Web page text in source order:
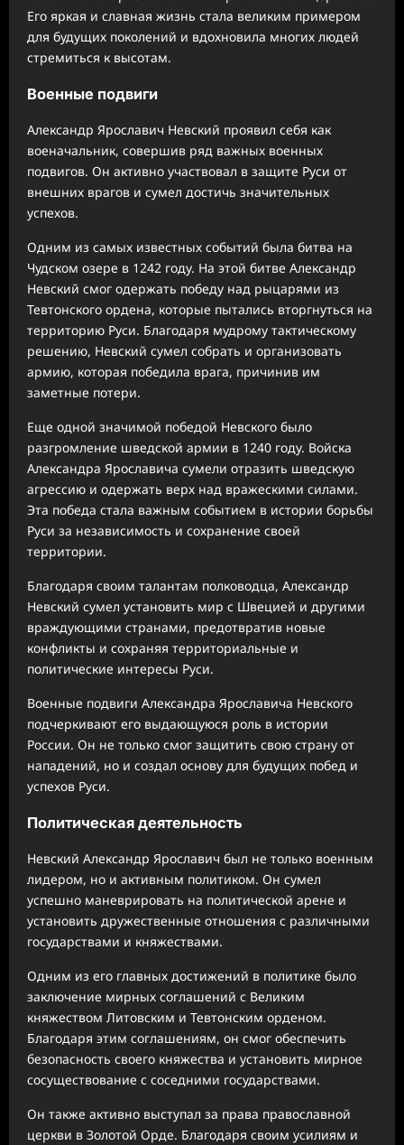
Его яркая и славная жизнь стала великим примером
для будущих поколений и вдохновила многих людей
стремиться к высотам.
Военные подвиги
Александр Ярославич Невский проявил себя как
военачальник, совершив ряд важных военных
подвигов. Он активно участвовал в защите Руси от
внешних врагов и сумел достичь значительных
успехов.
Одним из самых известных событий была битва на
Чудском озере в 1242 году. На этой битве Александр
Невский смог одержать победу над рыцарями из
Тевтонского ордена, которые пытались вторгнуться на
территорию Руси. Благодаря мудрому тактическому
решению, Невский сумел собрать и организовать
армию, которая победила врага, причинив им
заметные потери.
Еще одной значимой победой Невского было
разгромление шведской армии в 1240 году. Войска
Александра Ярославича сумели отразить шведскую
агрессию и одержать верх над вражескими силами.
Эта победа стала важным событием в истории борьбы
Руси за независимость и сохранение своей
территории.
Благодаря своим талантам полководца, Александр
Невский сумел установить мир с Швецией и другими
враждующими странами, предотвратив новые
конфликты и сохраняя территориальные и
политические интересы Руси.
Военные подвиги Александра Ярославича Невского
подчеркивают его выдающуюся роль в истории
России. Он не только смог защитить свою страну от
нападений, но и создал основу для будущих побед и
успехов Руси.
Политическая деятельность
Невский Александр Ярославич был не только военным
лидером, но и активным политиком. Он сумел
успешно маневрировать на политической арене и
установить дружественные отношения с различными
государствами и княжествами.
Одним из его главных достижений в политике было
заключение мирных соглашений с Великим
княжеством Литовским и Тевтонским орденом.
Благодаря этим соглашениям, он смог обеспечить
безопасность своего княжества и установить мирное
сосуществование с соседними государствами.
Он также активно выступал за права православной
церкви в Золотой Орде. Благодаря своим усилиям и